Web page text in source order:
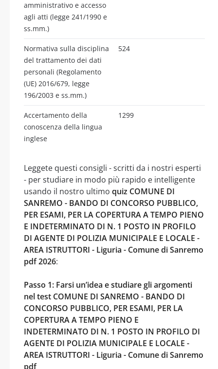
amministrativo e accesso
agli atti (legge 241/1990 e
ss.mm.)
Normativa sulla disciplina
del trattamento dei dati
personali (Regolamento
(UE) 2016/679, legge
196/2003 e ss.mm.)
524
Accertamento della
conoscenza della lingua
inglese
1299
Leggete questi consigli - scritti da i nostri esperti
- per studiare in modo più rapido e intelligente
usando il nostro ultimo quiz COMUNE DI
SANREMO - BANDO DI CONCORSO PUBBLICO,
PER ESAMI, PER LA COPERTURA A TEMPO PIENO
E INDETERMINATO DI N. 1 POSTO IN PROFILO
DI AGENTE DI POLIZIA MUNICIPALE E LOCALE -
AREA ISTRUTTORI - Liguria - Comune di Sanremo
pdf 2026:
Passo 1: Farsi un’idea e studiare gli argomenti
nel test COMUNE DI SANREMO - BANDO DI
CONCORSO PUBBLICO, PER ESAMI, PER LA
COPERTURA A TEMPO PIENO E
INDETERMINATO DI N. 1 POSTO IN PROFILO DI
AGENTE DI POLIZIA MUNICIPALE E LOCALE -
AREA ISTRUTTORI - Liguria - Comune di Sanremo
pdf